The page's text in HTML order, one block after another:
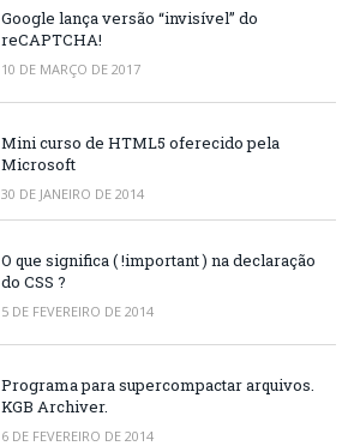
Google lança versão “invisível” do
reCAPTCHA!
10 DE MARÇO DE 2017
Mini curso de HTML5 oferecido pela
Microsoft
30 DE JANEIRO DE 2014
O que significa ( !important ) na declaração
do CSS ?
5 DE FEVEREIRO DE 2014
Programa para supercompactar arquivos.
KGB Archiver.
6 DE FEVEREIRO DE 2014